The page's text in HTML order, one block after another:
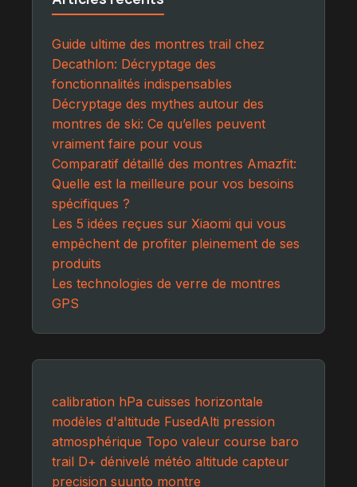
Guide ultime des montres trail chez
Decathlon: Décryptage des
fonctionnalités indispensables
Décryptage des mythes autour des
montres de ski: Ce qu’elles peuvent
vraiment faire pour vous
Comparatif détaillé des montres Amazfit:
Quelle est la meilleure pour vos besoins
spécifiques ?
Les 5 idées reçues sur Xiaomi qui vous
empêchent de profiter pleinement de ses
produits
Les technologies de verre de montres
GPS
calibration hPa cuisses horizontale
modèles d'altitude FusedAlti pression
atmosphérique Topo valeur course baro
trail D+ dénivelé météo altitude capteur
precision suunto montre